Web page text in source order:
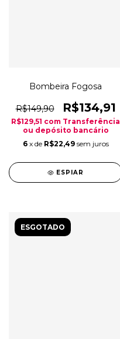
Bombeira Fogosa
R$149,90 R$134,91
R$129,51 com Transferência
ou depósito bancário
6 x de R$22,49 sem juros
ESPIAR
ESGOTADO